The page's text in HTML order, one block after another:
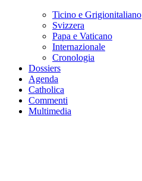
Ticino e Grigionitaliano
Svizzera
Papa e Vaticano
Internazionale
Cronologia
Dossiers
Agenda
Catholica
Commenti
Multimedia